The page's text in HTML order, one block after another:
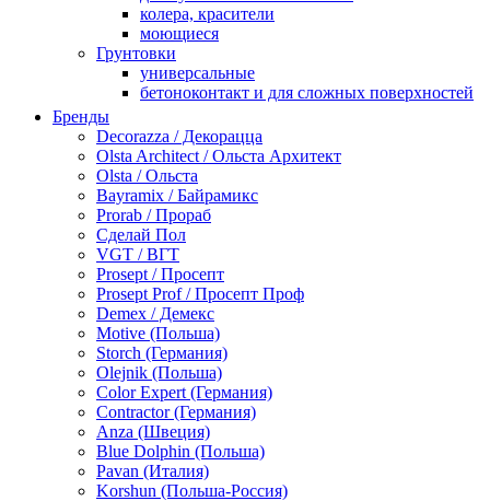
колера, красители
моющиеся
Грунтовки
универсальные
бетоноконтакт и для сложных поверхностей
по металлу
антикорозийные
под декоративные штукатурки
для гипсокартона
под штукатурку
Герметик
акриловые
силиконовые универсальные, нейтральные
силиконовые санитарные (антигрибковые)
шовные для срубов
для кровли
для каминов
полиуретановые
Декоративные штукатурки и краски
краски для декора, патина
мокрый шелк
венецианские (эффект мрамора)
песок (эффект песчаных вихрей)
декоративная шпаклевка
Бренды
Decorazza / Декорацца
Olsta Architect / Ольста Архитект
Olsta / Ольста
Bayramix / Байрамикс
Prorab / Прораб
Сделай Пол
VGT / ВГТ
Prosept / Просепт
Prosept Prof / Просепт Проф
Demex / Демекс
Motive (Польша)
Storch (Германия)
Olejnik (Польша)
Color Expert (Германия)
Contractor (Германия)
Anza (Швеция)
Blue Dolphin (Польша)
Pavan (Италия)
Korshun (Польша-Россия)